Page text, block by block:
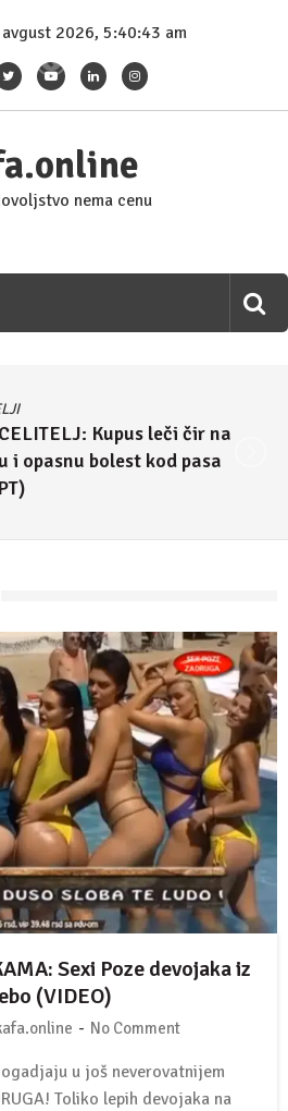
2026, 5:40:43 am
nema cenu
Kupus leči čir na
i opasnu bolest kod pasa
Sexi Poze devojaka iz
(VIDEO)
- No Comment
u još neverovatnijem
Toliko lepih devojaka na